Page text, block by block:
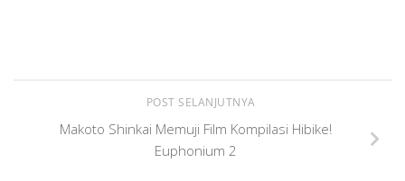
POST SELANJUTNYA
Makoto Shinkai Memuji Film Kompilasi Hibike!
Euphonium 2